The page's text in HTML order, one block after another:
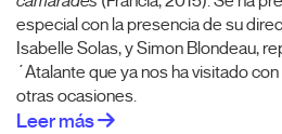
especial con la presencia de su
Isabelle Solas, y Simon Blondeau,
´Atalante que ya nos ha visitado
otras ocasiones.
Leer más